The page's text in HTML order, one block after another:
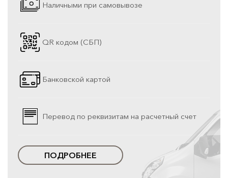
Наличными при самовывозе
QR кодом (СБП)
Банковской картой
Перевод по реквизитам на расчетный счет
ПОДРОБНЕЕ